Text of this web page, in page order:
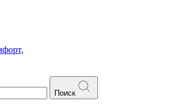
Поиск